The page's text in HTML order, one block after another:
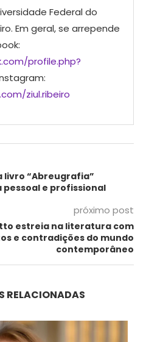
Federal do
Em geral, se arrepende
profile.php?
ziul.ribeiro
livro “Abreugrafia”
e profissional
próximo post
estreia na literatura com
e contradições do mundo
contemporâneo
RELACIONADAS